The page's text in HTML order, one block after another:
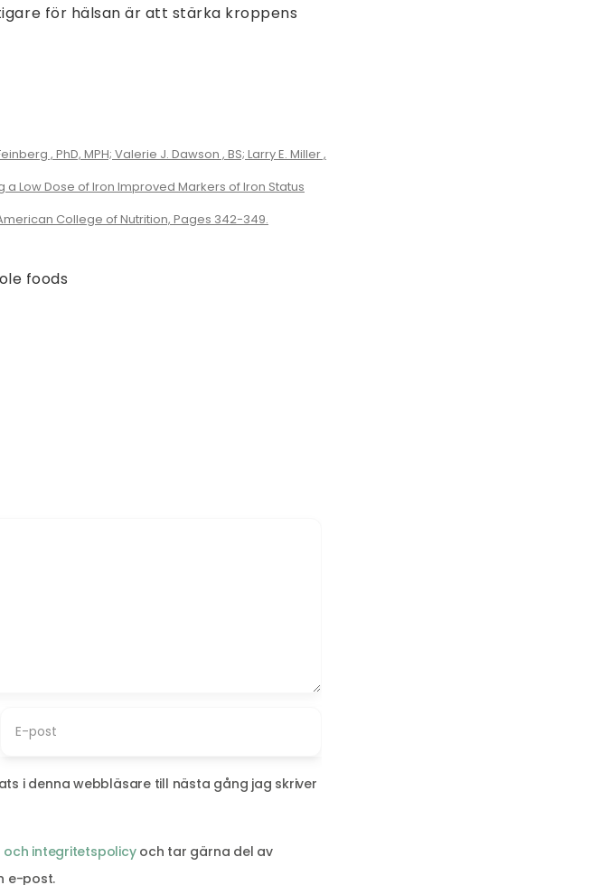
för hälsan är att stärka kroppens
, PhD, MPH; Valerie J. Dawson , BS; Larry E. Miller ,
Low Dose of Iron Improved Markers of Iron Status
College of Nutrition, Pages 342-349.
foods
i denna webbläsare till nästa gång jag skriver
integritetspolicyoch tar gärna del av
e-post.